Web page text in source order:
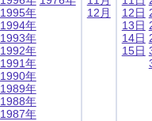
1995年
1994年
1993年
1992年
1991年
1990年
1989年
1988年
1987年
12月
12日
13日
14日
15日